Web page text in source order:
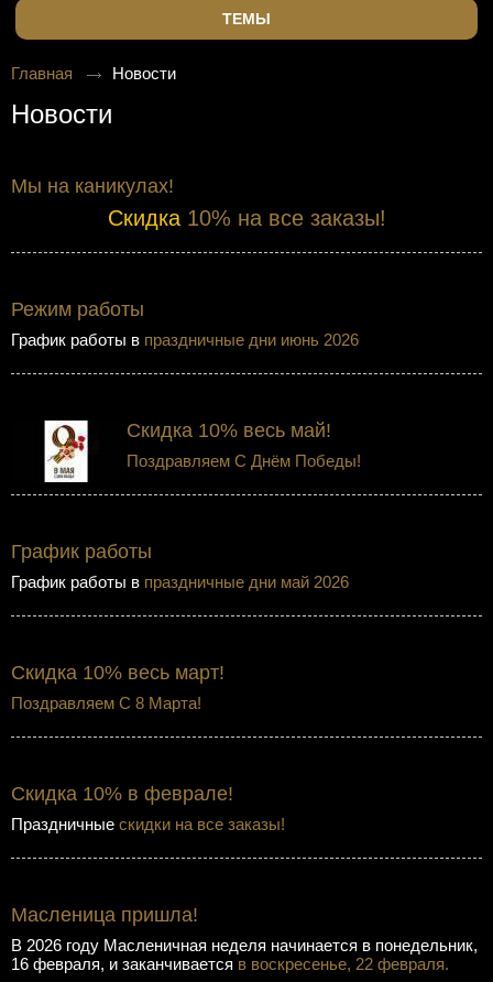
ТЕМЫ
Главная Новости
Новости
Мы на каникулах!
Скидка 10% на все заказы!
Режим работы
График работы в праздничные дни июнь 2026
Скидка 10% весь май!
Поздравляем С Днём Победы!
График работы
График работы в праздничные дни май 2026
Скидка 10% весь март!
Поздравляем С 8 Марта!
Скидка 10% в феврале!
Праздничные скидки на все заказы!
Масленица пришла!
В 2026 году Масленичная неделя начинается в понедельник,
16 февраля, и заканчивается в воскресенье, 22 февраля.